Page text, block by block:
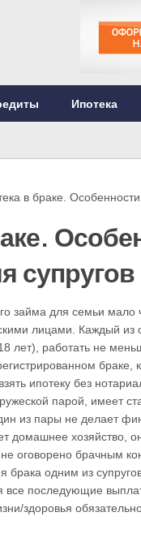
Ипотека
в браке. Особенности
супругов
займа для семьи
лицами. Каждый из
лет), работать не
браке,
ипотеку без
парой, имеет
из пары не делает
домашнее хозяйство,
оговорено брачным
одним из
все последующие
здоровья